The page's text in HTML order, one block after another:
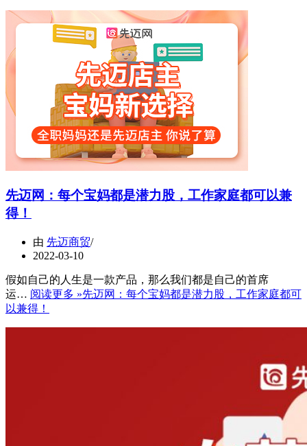
先迈网：每个宝妈都是潜力股，工作家庭都可以兼
得！
由 先迈商贸
2022-03-10
假如自己的人生是一款产品，那么我们都是自己的首席
运… 阅读更多 »先迈网：每个宝妈都是潜力股，工作家庭都可
以兼得！